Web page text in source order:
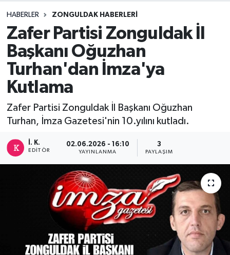
HABERLER ZONGULDAK HABERLERI
Zafer Partisi Zonguldak İl
Başkanı Oğuzhan
Turhan'dan İmza'ya
Kutlama
Zafer Partisi Zonguldak İl Başkanı Oğuzhan
Turhan, İmza Gazetesi'nin 10.yılını kutladı.
İ. K.
EDITÖR
02.06.2026 - 16:10
YAYINLANMA
3
PAYLAŞIM
DEVREK
DÜZCE
EREĞLİ
KARABÜK
KASTAMONU